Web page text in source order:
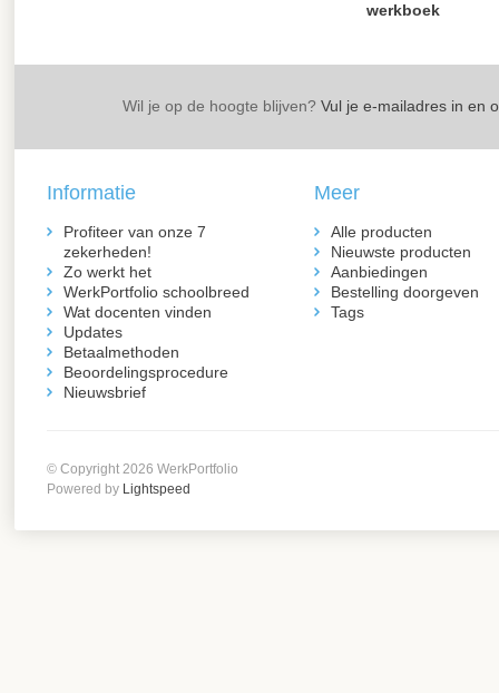
werkboek
Wil je op de hoogte blijven? Vul je e-mailadres in en
Informatie
Profiteer van onze 7
zekerheden!
Zo werkt het
WerkPortfolio schoolbreed
Wat docenten vinden
Updates
Betaalmethoden
Beoordelingsprocedure
Nieuwsbrief
Meer
Alle producten
Nieuwste producten
Aanbiedingen
Bestelling doorgeven
Tags
© Copyright 2026 WerkPortfolio
Powered by Lightspeed